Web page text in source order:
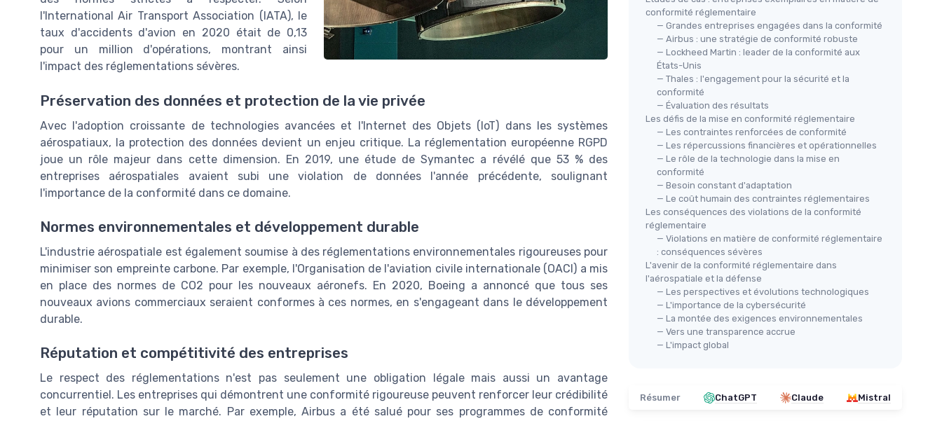
l'International Air Transport Association (IATA), le
taux d'accidents d'avion en 2020 était de 0,13
pour un million d'opérations, montrant ainsi
l'impact des réglementations sévères.
Préservation des données et protection de la vie privée
Avec l'adoption croissante de technologies avancées et l'Internet des Objets (IoT) dans les systèmes
aérospatiaux, la protection des données devient un enjeu critique. La réglementation européenne RGPD
joue un rôle majeur dans cette dimension. En 2019, une étude de Symantec a révélé que 53 % des
entreprises aérospatiales avaient subi une violation de données l'année précédente, soulignant
l'importance de la conformité dans ce domaine.
Normes environnementales et développement durable
L'industrie aérospatiale est également soumise à des réglementations environnementales rigoureuses pour
minimiser son empreinte carbone. Par exemple, l'Organisation de l'aviation civile internationale (OACI) a mis
en place des normes de CO2 pour les nouveaux aéronefs. En 2020, Boeing a annoncé que tous ses
nouveaux avions commerciaux seraient conformes à ces normes, en s'engageant dans le développement
durable.
Réputation et compétitivité des entreprises
Le respect des réglementations n'est pas seulement une obligation légale mais aussi un avantage
concurrentiel. Les entreprises qui démontrent une conformité rigoureuse peuvent renforcer leur crédibilité
et leur réputation sur le marché. Par exemple, Airbus a été salué pour ses programmes de conformité
conformité réglementaire
— Grandes entreprises engagées dans la conformité
— Airbus : une stratégie de conformité robuste
— Lockheed Martin : leader de la conformité aux
États-Unis
— Thales : l'engagement pour la sécurité et la
conformité
— Évaluation des résultats
Les défis de la mise en conformité réglementaire
— Les contraintes renforcées de conformité
— Les répercussions financières et opérationnelles
— Le rôle de la technologie dans la mise en
conformité
— Besoin constant d'adaptation
— Le coût humain des contraintes réglementaires
Les conséquences des violations de la conformité
réglementaire
— Violations en matière de conformité réglementaire
: conséquences sévères
L'avenir de la conformité réglementaire dans
l'aérospatiale et la défense
— Les perspectives et évolutions technologiques
— L'importance de la cybersécurité
— La montée des exigences environnementales
— Vers une transparence accrue
— L'impact global
Résumer ChatGPT Claude Mistral